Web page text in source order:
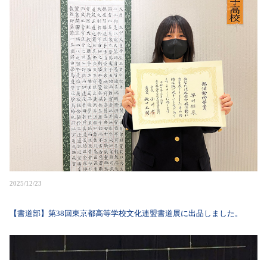
2025/12/23
【書道部】第38回東京都高等学校文化連盟書道展に出品しました。